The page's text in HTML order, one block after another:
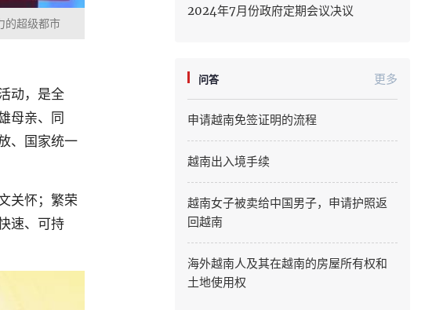
Lao Cai
Ninh Binh
Quang Ngai
Quang Ninh
Quang Tri
的超级都市
动，是全
母亲、同
、国家统一
关怀；繁荣
速、可持
2024年7月份政府定期会议决议
问答 更多
申请越南免签证明的流程
越南出入境手续
越南女子被卖给中国男子，申请护照返
回越南
海外越南人及其在越南的房屋所有权和
土地使用权